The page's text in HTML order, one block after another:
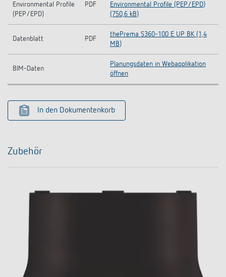
Environmental Profile
(PEP/EPD)
PDF
Environmental Profile (PEP/EPD)
(750,6 kB)
Datenblatt PDF
thePrema S360-100 E UP BK (1,4
MB)
BIM-Daten
Planungsdaten in Webapplikation
öffnen
In den Dokumentenkorb
Zubehör